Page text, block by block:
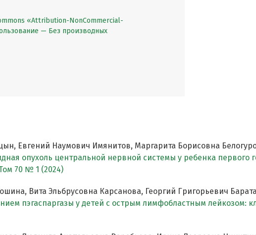
«Attribution-NonCommercial-
— Без производных
Евгений Наумович Имянитов, Маргарита Борисовна
опухоль центральной нервной системы у ребенка первого
70 № 1 (2024)
Вита Эльбрусовна Карсанова, Георгий Григорьевич
пэгаспаргазы у детей с острым лимфобластным лейкозом: